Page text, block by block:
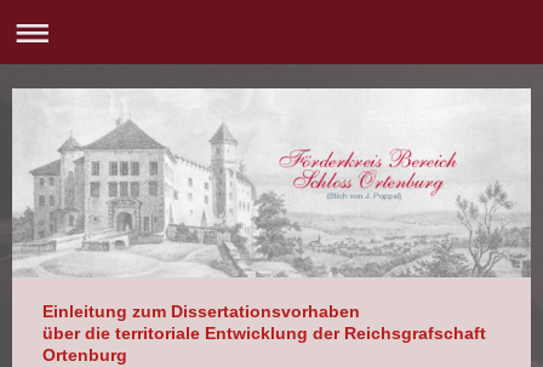
Einleitung zum Dissertationsvorhaben
über die territoriale Entwicklung der Reichsgrafschaft
Ortenburg